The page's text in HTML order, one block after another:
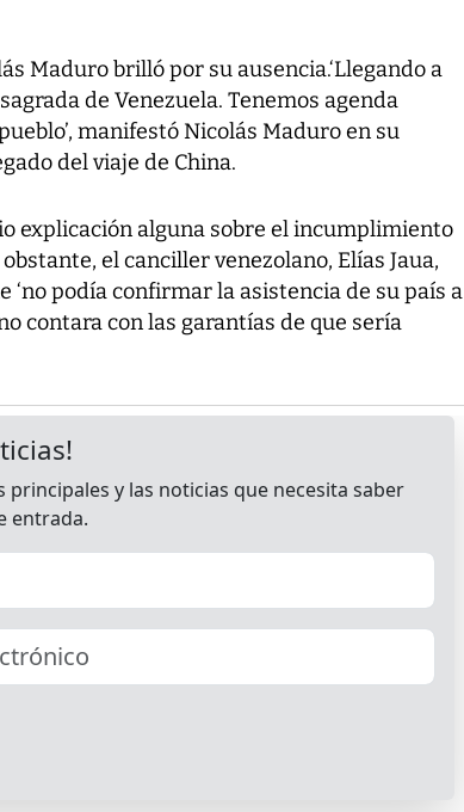
Maduro brilló por su ausencia.‘Llegando a
de Venezuela. Tenemos agenda
manifestó Nicolás Maduro en su
del viaje de China.
explicación alguna sobre el incumplimiento
el canciller venezolano, Elías Jaua,
‘no podía confirmar la asistencia de su país a
contara con las garantías de que sería